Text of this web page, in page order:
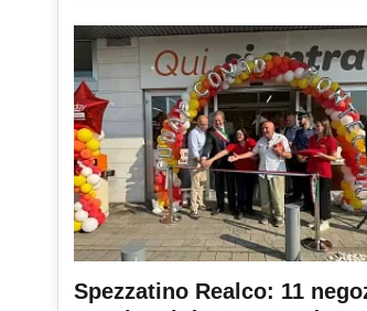
Spezzatino Realco: 11